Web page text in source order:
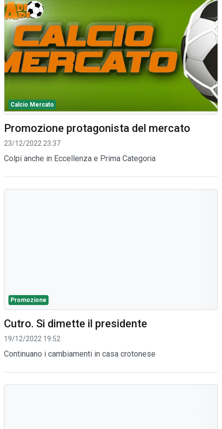
Calcio Mercato
Promozione protagonista del mercato
23/12/2022 23:37
Colpi anche in Eccellenza e Prima Categoria
Promozione
Cutro. Si dimette il presidente
19/12/2022 19:52
Continuano i cambiamenti in casa crotonese